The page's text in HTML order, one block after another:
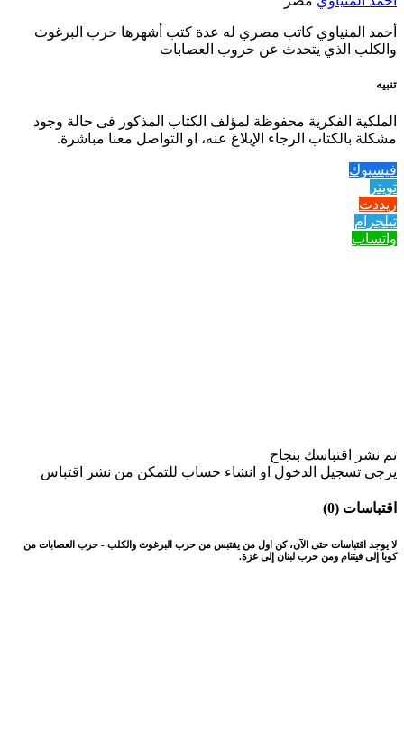
أحمد المنياوي كاتب مصري له عدة كتب أشهرها حرب البرغوث
والكلب الذي يتحدث عن حروب العصابات
تنبيه
الملكية الفكرية محفوظة لمؤلف الكتاب المذكور فى حالة وجود
مشكلة بالكتاب الرجاء الإبلاغ عنه، او التواصل معنا مباشرة.
فيسبوك
تويتر
ريددت
تيلجرام
واتساب
تم نشر اقتباسك بنجاح
يرجى تسجيل الدخول او انشاء حساب للتمكن من نشر اقتباس
اقتباسات (0)
لا يوجد اقتباسات حتى الآن، كن اول من يقتبس من حرب البرغوث والكلب - حرب العصابات من
كوبا إلى فيتنام ومن حرب لبنان إلى غزة.